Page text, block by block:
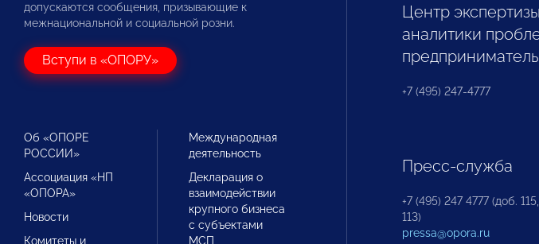
допускаются сообщения, призывающие к
межнациональной и социальной розни.
Вступи в «ОПОРУ»
Об «ОПОРЕ
РОССИИ»
Ассоциация «НП
«ОПОРА»
Новости
Комитеты и
Международная
деятельность
Декларация о
взаимодействии
крупного бизнеса
с субъектами
МСП
Центр
аналитики
+7 (495) 247-4777
Пресс-служба
+7 (495) 247 4777 (доб. 115,
113)
pressa@opora.ru